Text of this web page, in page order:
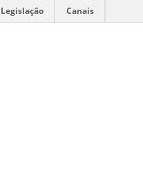
Legislação Canais